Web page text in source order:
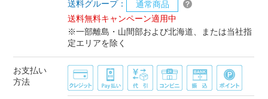
送料グループ：
通常商品
送料無料キャンペーン適用中
※一部離島・山間部および北海道、または当社指
定エリアを除く
お支払い
方法